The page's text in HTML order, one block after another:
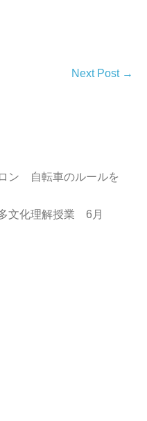
Next Post →
ン 自転車のルールを
文化理解授業 6月